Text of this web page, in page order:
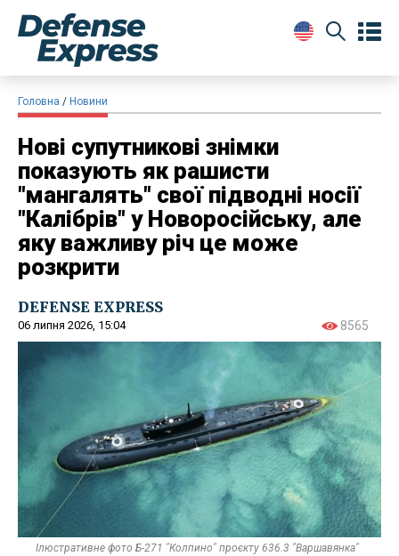
Головна Новини
Нові супутникові знімки
показують як рашисти
"мангалять" свої підводні носії
"Калібрів" у Новоросійську, але
яку важливу річ це може
розкрити
DEFENSE EXPRESS
06 липня 2026, 15:04 8565
Ілюстративне фото Б-271 "Колпино" проєкту 636.3 "Варшавянка"